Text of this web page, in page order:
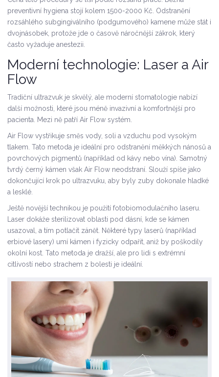
preventivní hygiena stojí kolem 1500-2000 Kč. Odstranění
rozsáhlého subgingiválního (podgumového) kamene může stát i
dvojnásobek, protože jde o časově náročnější zákrok, který
často vyžaduje anestezii.
Moderní technologie: Laser a Air
Flow
Tradiční ultrazvuk je skvělý, ale moderní stomatologie nabízí
další možnosti, které jsou méně invazivní a komfortnější pro
pacienta. Mezi ně patří Air Flow systém.
Air Flow vystřikuje směs vody, soli a vzduchu pod vysokým
tlakem. Tato metoda je ideální pro odstranění měkkých nánosů a
povrchových pigmentů (například od kávy nebo vína). Samotný
tvrdý černý kámen však Air Flow neodstraní. Slouží spíše jako
dokončující krok po ultrazvuku, aby byly zuby dokonale hladké
a lesklé.
Ještě novější technikou je použití fotobiomodulačního laseru.
Laser dokáže sterilizovat oblasti pod dásní, kde se kámen
usazoval, a tím potlačit zánět. Některé typy laserů (například
erbiové lasery) umí kámen i fyzicky odpařit, aniž by poškodily
okolní kost. Tato metoda je dražší, ale pro lidi s extrémní
citlivostí nebo strachem z bolesti je ideální.